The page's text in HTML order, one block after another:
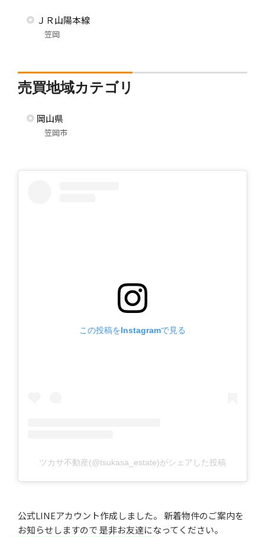
ＪＲ山陽本線
笠岡
売買地域カテゴリ
岡山県
笠岡市
この投稿をInstagramで見る
ツカサ不動産(@tsukasa_estate)がシェアした投稿
公式LINEアカウント作成しました。 新着物件のご案内を
お知らせしますので 是非お友達になってください。